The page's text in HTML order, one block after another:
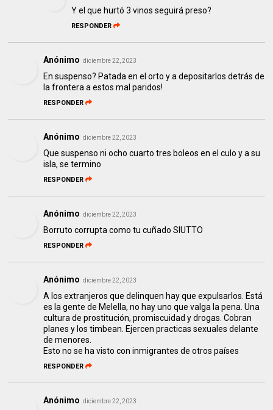
Y el que hurtó 3 vinos seguirá preso?
RESPONDER
Anónimo diciembre 22, 2023
En suspenso? Patada en el orto y a depositarlos detrás de
la frontera a estos mal paridos!
RESPONDER
Anónimo diciembre 22, 2023
Que suspenso ni ocho cuarto tres boleos en el culo y a su
isla, se termino
RESPONDER
Anónimo diciembre 22, 2023
Borruto corrupta como tu cuñado SIUTTO
RESPONDER
Anónimo diciembre 22, 2023
A los extranjeros que delinquen hay que expulsarlos. Está
es la gente de Melella, no hay uno que valga la pena. Una
cultura de prostitución, promiscuidad y drogas. Cobran
planes y los timbean. Ejercen practicas sexuales delante
de menores.
Esto no se ha visto con inmigrantes de otros países
RESPONDER
Anónimo diciembre 22, 2023